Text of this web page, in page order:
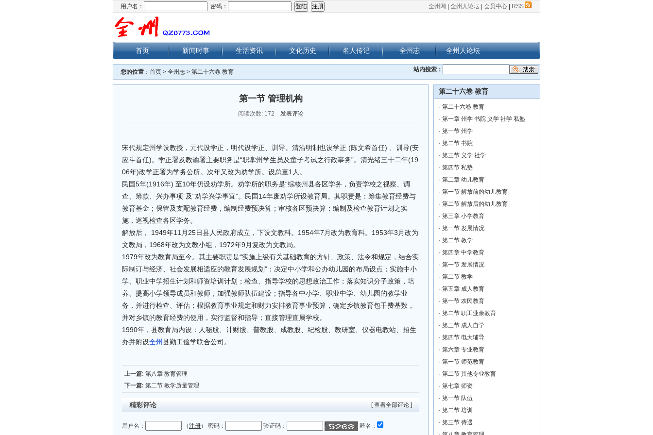
全州网 全州人论坛 会员中心 RSS
用户名： 密码：
首页 新闻时事 生活资讯 文化历史 名人传记 全州志 全州人论坛
您的位置 ： 首页 > 全州志 > 第二十六卷 教育 站内搜索：
第一节 管理机构
阅读次数: 172 发表评论
宋代规定州学设教授，元代设学正，明代设学正、训导。清沿明制也设学正 (陈文希首任) 、训导(安
应斗首任)。学正署及教谕署主要职务是“职掌州学生员及童子考试之行政事务”。清光绪三十二年(19
06年)改学正署为学务公所。次年又改为劝学所。设总董1人。
民国5年(1916年) 至10年仍设劝学所。劝学所的职务是“综核州县各区学务，负责学校之视察、调
查、筹款、兴办事项”及“劝学兴学事宜”。民国14年废劝学所设教育局。其职责是：筹集教育经费与
教育基金；保管及支配教育经费，编制经费预决算；审核各区预决算；编制及检查教育计划之实
施，巡视检查各区学务。
解放后， 1949年11月25日县人民政府成立，下设文教科。1954年7月改为教育科。1953年3月改为
文教局，1968年改为文教小组，1972年9月复改为文教局。
1979年改为教育局至今。其主要职责是“实施上级有关基础教育的方针、政策、法令和规定，结合实
际制订与经济、社会发展相适应的教育发展规划”；决定中小学和公办幼儿园的布局设点；实施中小
学、职业中学招生计划和师资培训计划；检查、指导学校的思想政治工作；落实知识分子政策，培
养、提高小学领导成员和教师，加强教师队伍建设；指导各中小学、职业中学、幼儿园的教学业
务，并进行检查、评估；根据教育事业规定和财力安排教育事业预算，确定乡镇教育包干费基数，
并对乡镇的教育经费的使用，实行监督和指导；直接管理直属学校。
1990年，县教育局内设：人秘股、计财股、普教股、成教股、纪检股、教研室、仪器电教站、招生
办并附设全州县勤工俭学联合公司。
上一篇: 第八章 教育管理
下一篇: 第二节 教学质量管理
[ 查看全部评论 ]
精彩评论
用户名： （注册） 密码： 验证码： 匿名：
第二十六卷 教育
· 第二十六卷 教育
· 第一章 州学 书院 义学 社学 私塾
· 第一节 州学
· 第二节 书院
· 第三节 义学 社学
· 第四节 私塾
· 第二章 幼儿教育
· 第一节 解放前的幼儿教育
· 第二节 解放后的幼儿教育
· 第三章 小学教育
· 第一节 发展情况
· 第二节 教学
· 第四章 中学教育
· 第一节 发展情况
· 第二节 教学
· 第五章 成人教育
· 第一节 农民教育
· 第二节 职工业余教育
· 第三节 成人自学
· 第四节 电大辅导
· 第六章 专业教育
· 第一节 师范教育
· 第二节 其他专业教育
· 第七章 师资
· 第一节 队伍
· 第二节 培训
· 第三节 待遇